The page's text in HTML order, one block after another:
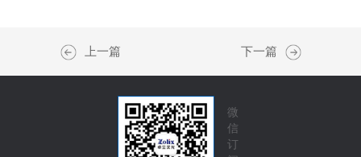
上一篇 下一篇
微
信
订